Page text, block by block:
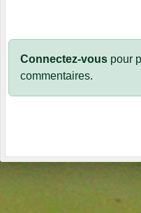
Connectez-vous pour
commentaires.